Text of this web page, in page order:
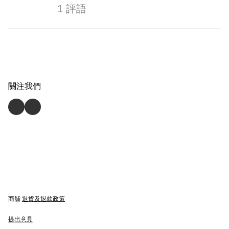
1 評語
關注我們
商舖 退貨及退款政策
提出意見